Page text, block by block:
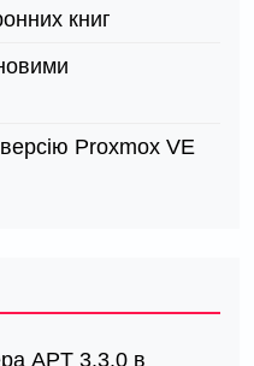
книг
Proxmox VE
APT 3.3.0 в